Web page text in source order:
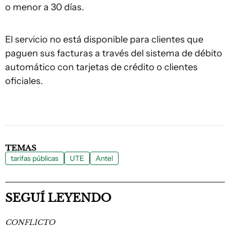
o menor a 30 días.
El servicio no está disponible para clientes que
paguen sus facturas a través del sistema de débito
automático con tarjetas de crédito o clientes
oficiales.
TEMAS
tarifas públicas UTE Antel
SEGUÍ LEYENDO
CONFLICTO